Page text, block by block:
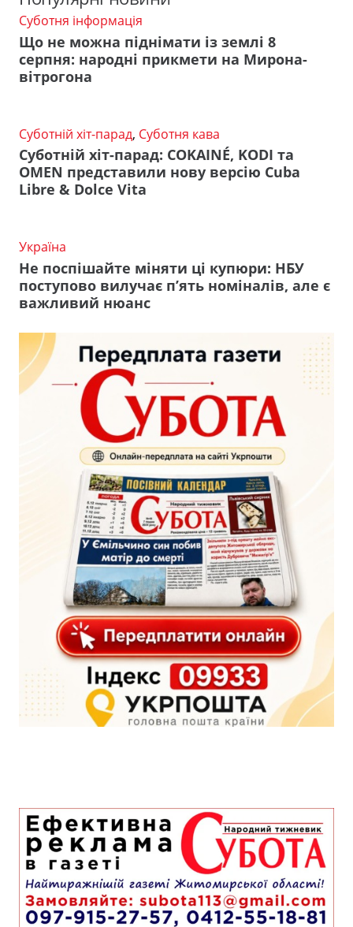
Суботня інформація
Що не можна піднімати із землі 8
серпня: народні прикмети на Мирона-
вітрогона
Суботній хіт-парад, Суботня кава
Суботній хіт-парад: COKAINÉ, KODI та
OMEN представили нову версію Cuba
Libre & Dolce Vita
Україна
Не поспішайте міняти ці купюри: НБУ
поступово вилучає п’ять номіналів, але є
важливий нюанс